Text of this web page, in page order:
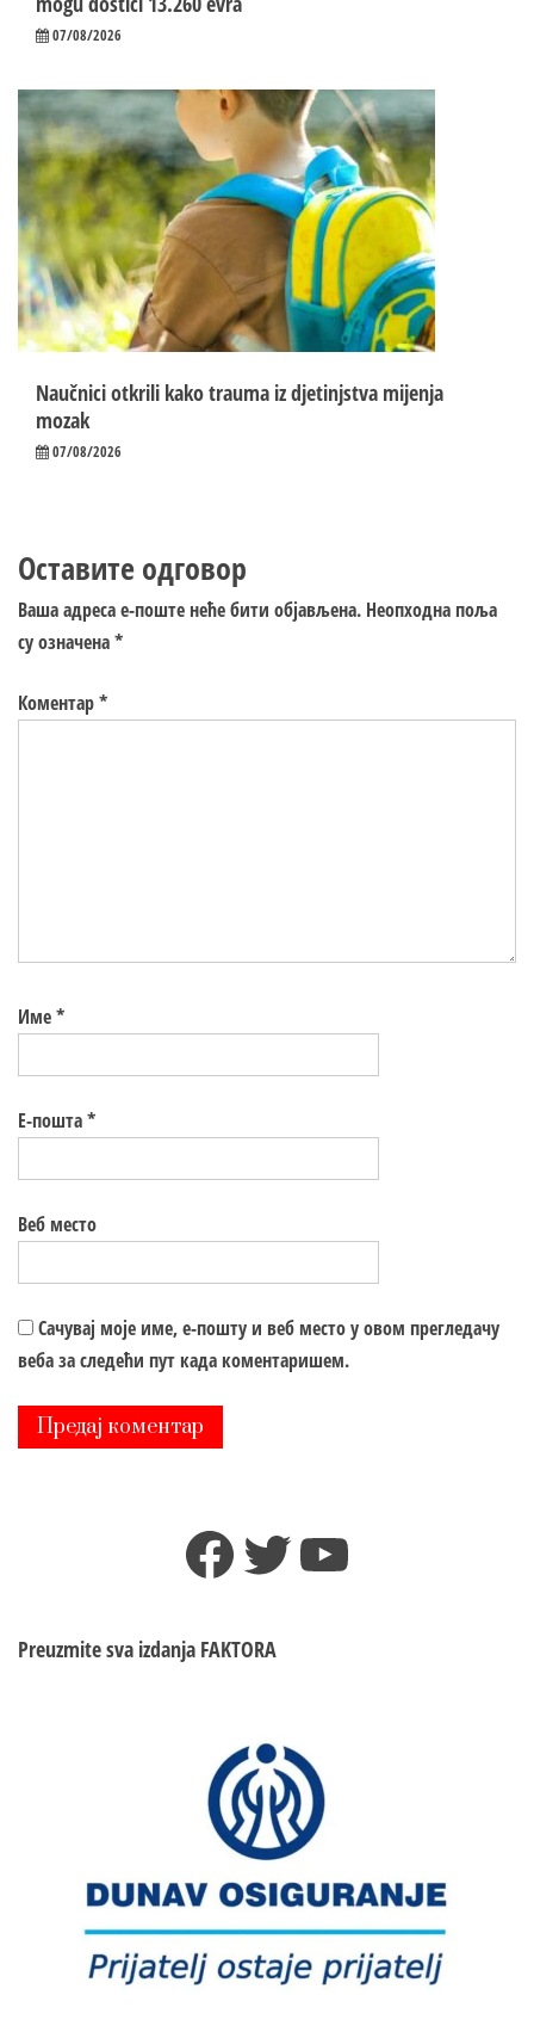
07/08/2026
Naučnici otkrili kako trauma iz d‌jetinjstva mijenja
mozak
07/08/2026
Оставите одговор
Ваша адреса е-поште неће бити објављена. Неопходна поља
су означена*
Коментар*
Име*
Е-пошта*
Веб место
Сачувај моје име, е-пошту и веб место у овом прегледачу
веба за следећи пут када коментаришем.
Facebook
TwitterYouTube
Preuzmite sva izdanja FAKTORA